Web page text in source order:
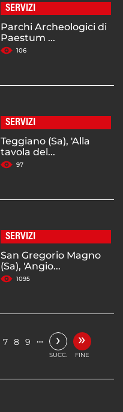
SERVIZI
Parchi Archeologici di
Paestum ...
106
SERVIZI
Teggiano (Sa), 'Alla
tavola del...
97
SERVIZI
San Gregorio Magno
(Sa), 'Angio...
1095
7 8 9 … ›
SUCC.
»
FINE